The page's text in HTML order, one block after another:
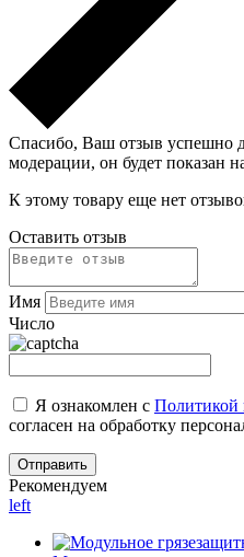
Спасибо, Ваш отзыв успешно
модерации, он будет показан
К этому товару еще нет
Оставить отзыв
Имя
Число
Я ознакомлен с Политикой
согласен на обработку
Рекомендуем
left